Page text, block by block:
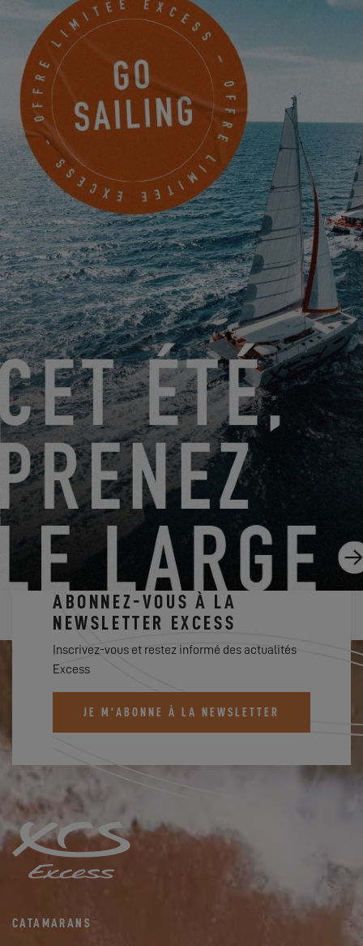
PRÉPAREZ VOTRE CATAMARAN À NAVIGUER AUTOUR DU
MONDE !
20.05.2024
VOTRE TOUR DU MONDE EN EXCESS
ABONNEZ-VOUS À LA
NEWSLETTER EXCESS
Inscrivez-vous et restez informé des actualités
Excess
JE M'ABONNE À LA NEWSLETTER
CATAMARANS